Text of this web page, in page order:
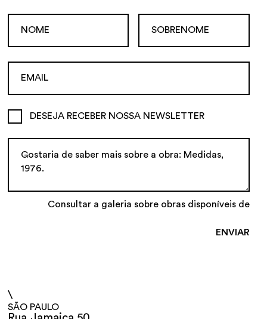
DESEJA RECEBER NOSSA NEWSLETTER
Consultar a galeria sobre obras disponíveis de
\
SÃO PAULO